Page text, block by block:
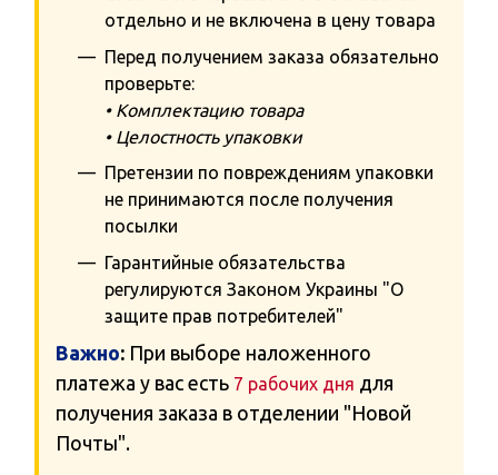
отдельно и не включена в цену товара
Перед получением заказа обязательно
проверьте:
• Комплектацию товара
• Целостность упаковки
Претензии по повреждениям упаковки
не принимаются после получения
посылки
Гарантийные обязательства
регулируются Законом Украины "О
защите прав потребителей"
Важно: При выборе наложенного
платежа у вас есть 7 рабочих дня для
получения заказа в отделении "Новой
Почты".